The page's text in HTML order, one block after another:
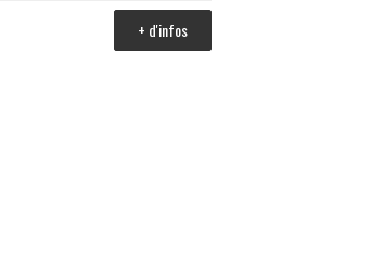
+ d'infos